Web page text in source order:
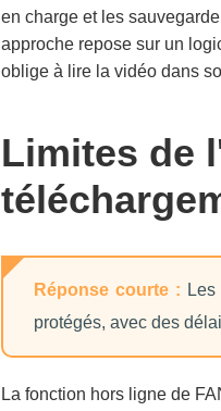
en charge et les
approche repose sur un
oblige à lire la vidéo dans
Limites de
Réponse courte :
protégés, avec des
La fonction hors ligne de